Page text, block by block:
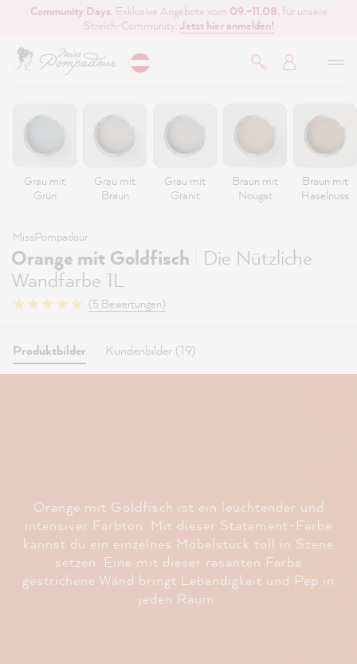
springen
Community Days: Exklusive Angebote vom 09.–11.08. für unsere
Streich-Community. Jetzt hier anmelden!
Grau mit
Grün
Grau mit
Braun
Grau mit
Granit
Braun mit
Nougat
Braun mit
Haselnuss
MissPompadour
Orange mit Goldfisch
Die Nützliche
Wandfarbe 1L
(5 Bewertungen)
Produktbilder Kundenbilder (19)
Orange mit Goldfisch ist ein leuchtender und
intensiver Farbton. Mit dieser Statement-Farbe
kannst du ein einzelnes Möbelstück toll in Szene
setzen. Eine mit dieser rasanten Farbe
gestrichene Wand bringt Lebendigkeit und Pep in
jeden Raum.